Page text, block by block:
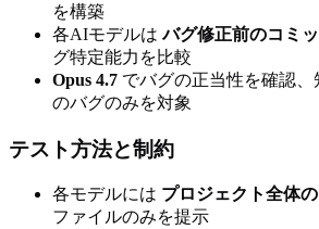
を構築
各AIモデルはバグ修正前のコミ
グ特定能力を比較
Opus 4.7 でバグの正当性を確認
のバグのみを対象
テスト方法と制約
各モデルには プロジェクト全体
ファイルのみを提示